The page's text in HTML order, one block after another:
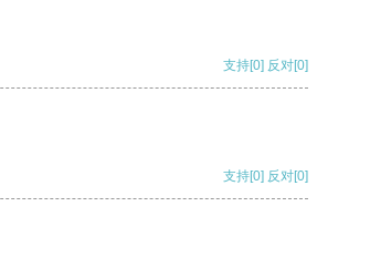
支持[0] 反对[0]
支持[0] 反对[0]